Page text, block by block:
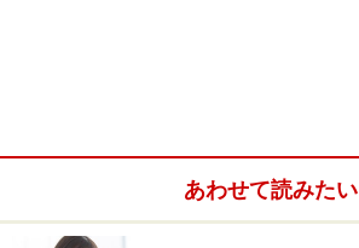
あわせて読みたい